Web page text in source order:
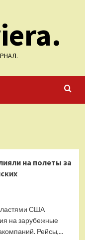
на полеты за
США
на зарубежные
Рейсы,...